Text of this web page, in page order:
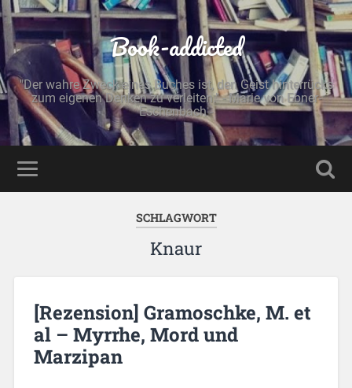
Book-addicted
"Der wahre Zweck eines Buches ist, den Geist hinterrücks
zum eigenen Denken zu verleiten." - Marie von Ebner-
Eschenbach -
SCHLAGWORT
Knaur
[Rezension] Gramoschke, M. et
al – Myrrhe, Mord und
Marzipan